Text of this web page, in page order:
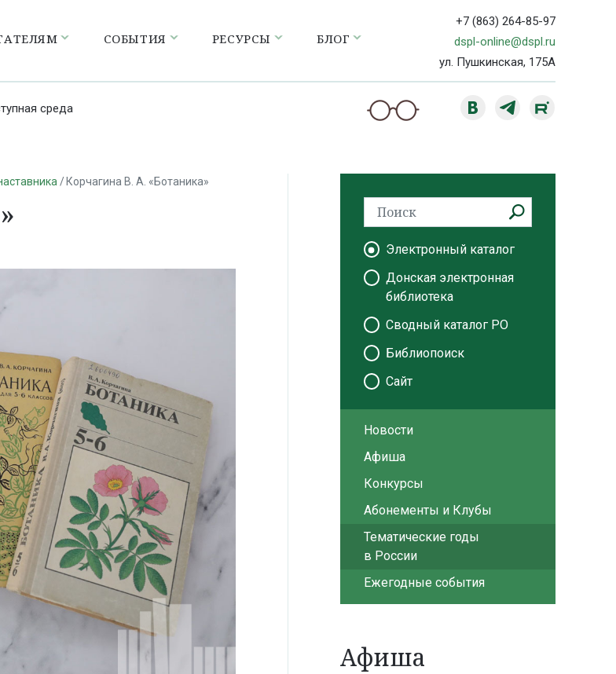
СОБЫТИЯ РЕСУРСЫ БЛОГ
+7 (863) 264-85-97
dspl-online@dspl.ru
ул. Пушкинская, 175А
среда
Корчагина В. А. «Ботаника»
Электронный каталог
Донская электронная
библиотека
Сводный каталог РО
Библиопоиск
Сайт
Новости
Афиша
Конкурсы
Абонементы и Клубы
Тематические годы
в России
Ежегодные события
Афиша